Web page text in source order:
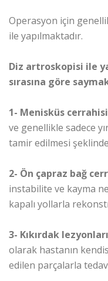
Operasyon için
ile yapılmaktadır.
Diz artroskopisi ile
sırasına göre
1- Menisküs
ve genellikle sadece
tamir edilmesi
2- Ön çapraz bağ
instabilite ve kayma
kapalı yollarla
3- Kıkırdak
olarak hastanın
edilen parçalarla